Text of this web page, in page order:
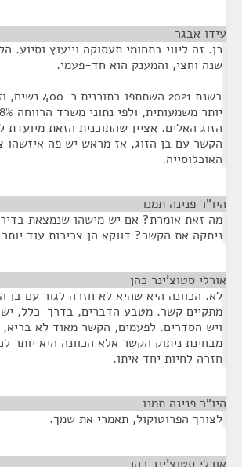
עידו אבגר
כן. זה ליווי בתחומי תעסוקה וייעוץ וסיוע.
שנה וחצי, והמענק הוא חד-פעמי.
בשנת 2021 השתתפו
הזוג האלים. אציין שהתוכנית הזאת מיועדת
הקשר עם בן הזוג, אז מראש יש פה איזשהו
האוכלוסייה.
היו"ר פנינה תמנו
מה זאת אומרת? אם יש מישהו שנמצאת
ניתקה את הקשר? דווקא הן צריכות עוד יותר
אורלי סטוצ'ינר כהן
לא. הכוונה היא שהיא לא חזרה לגור עם בן
מתקיים קשר. מטבע הדברים, בדרך-כלל, יש
ויש הסדרים. לפעמים, הקשר מאוד לא
מבחינת ניתוק הקשר אלא הכוונה היא יותר
חזרה לחיות יחד איתו.
היו"ר פנינה תמנו
לצורך הפרוטוקול, תאמרי את שמך.